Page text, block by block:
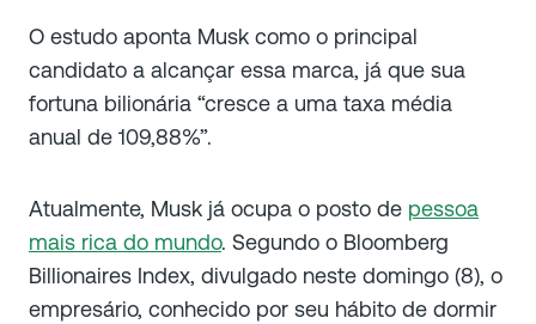
O estudo aponta Musk como o principal
candidato a alcançar essa marca, já que sua
fortuna bilionária “cresce a uma taxa média
anual de 109,88%”.
Atualmente, Musk já ocupa o posto de pessoa
mais rica do mundo. Segundo o Bloomberg
Billionaires Index, divulgado neste domingo (8), o
empresário, conhecido por seu hábito de dormir